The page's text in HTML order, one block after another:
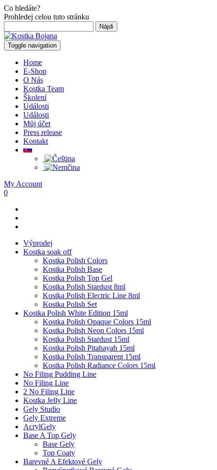
Co hledáte?
Prohledej celou tuto stránku
Toggle navigation
Home
E-Shop
O Nás
Kostka Team
Školení
Události
Události
Můj účet
Press release
Kontakt
My Account
0
Výprodej
Kostka soak off
Kostka Polish Colors
Kostka Polish Base
Kostka Polish Top Gel
Kostka Polish Stardust 8ml
Kostka Polish Electric Line 8ml
Kostka Polish Set
Kostka Polish White Edition 15ml
Kostka Polish Opaque Colors 15ml
Kostka Polish Neon Colors 15ml
Kostka Polish Stardust 15ml
Kostka Polish Pitahayah 15ml
Kostka Polish Transparent 15ml
Kostka Polish Radiance Colors 15ml
No Filing Pudding Line
No Filing Line
2 No Filing Line
Kostka Jelly Line
Gely Studio
Gely Extreme
AcrylGely
Base A Top Gely
Base Gely
Top Coaty
Barevné A Efektové Gely